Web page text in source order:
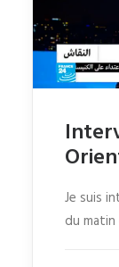
Je suis
du matin